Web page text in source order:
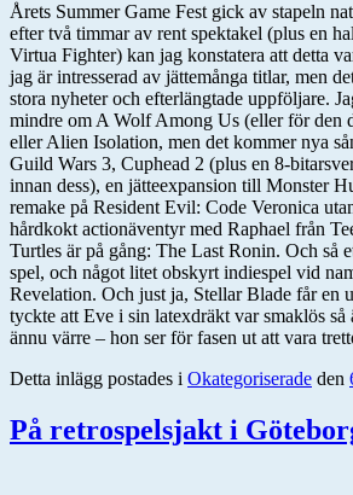
Årets Summer Game Fest gick av stapeln
efter två timmar av rent spektakel (plus en
Virtua Fighter) kan jag konstatera att detta
jag är intresserad av jättemånga titlar, men
stora nyheter och efterlängtade uppföljare.
mindre om A Wolf Among Us (eller för den
eller Alien Isolation, men det kommer nya
Guild Wars 3, Cuphead 2 (plus en 8-
innan dess), en jätteexpansion till Monster
remake på Resident Evil: Code Veronica
hårdkokt actionäventyr med Raphael från
Turtles är på gång: The Last Ronin. Och så
spel, och något litet obskyrt indiespel vid
Revelation. Och just ja, Stellar Blade får en
tyckte att Eve i sin latexdräkt var smaklös så
ännu värre – hon ser för fasen ut att vara
Detta inlägg postades i Okategoriserade den
På retrospelsjakt i